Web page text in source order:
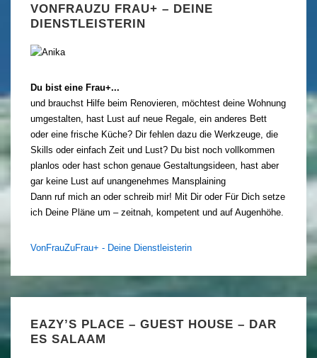
VONFRAUZU FRAU+ – DEINE
DIENSTLEISTERIN
Du bist eine Frau+...
und brauchst Hilfe beim Renovieren, möchtest deine Wohnung
umgestalten, hast Lust auf neue Regale, ein anderes Bett
oder eine frische Küche? Dir fehlen dazu die Werkzeuge, die
Skills oder einfach Zeit und Lust? Du bist noch vollkommen
planlos oder hast schon genaue Gestaltungsideen, hast aber
gar keine Lust auf unangenehmes Mansplaining
Dann ruf mich an oder schreib mir! Mit Dir oder Für Dich setze
ich Deine Pläne um – zeitnah, kompetent und auf Augenhöhe.
VonFrauZuFrau+ - Deine Dienstleisterin
EAZY’S PLACE – GUEST HOUSE – DAR
ES SALAAM